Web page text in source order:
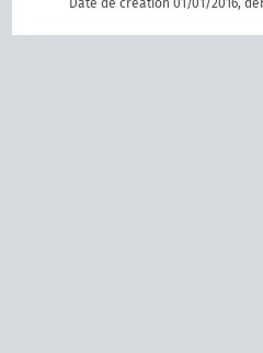
Date de création 01/01/2016,